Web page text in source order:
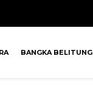
BANGKA BELITUNG